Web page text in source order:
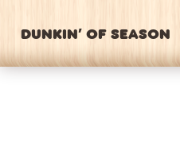
DUNKIN’ OF SEASON